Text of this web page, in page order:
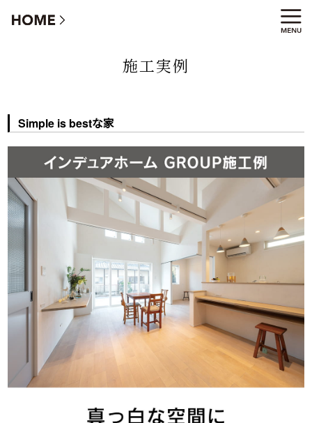
Simple is bestな家
施工実例
Simple is bestな家